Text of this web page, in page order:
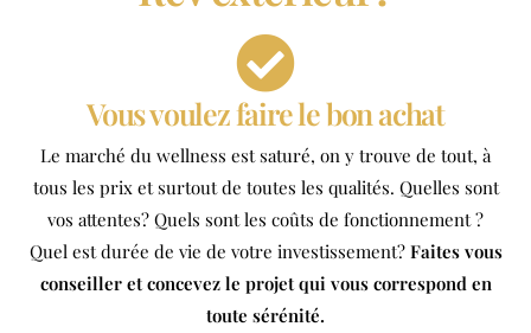
Vous voulez faire le bon achat
Le marché du wellness est saturé, on y trouve de tout, à
tous les prix et surtout de toutes les qualités. Quelles sont
vos attentes? Quels sont les coûts de fonctionnement ?
Quel est durée de vie de votre investissement? Faites vous
conseiller et concevez le projet qui vous correspond en
toute sérénité.